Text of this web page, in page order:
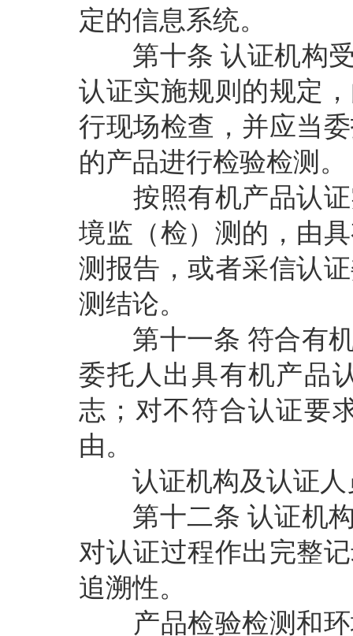
定的信息系统。
第十条 认证机构
认证实施规则的规定
行现场检查，并应当
的产品进行检验检测。
按照有机产品认证
境监（检）测的，由
测报告，或者采信认
测结论。
第十一条 符合有
委托人出具有机产品
志；对不符合认证要
由。
认证机构及认证人
第十二条 认证机
对认证过程作出完整
追溯性。
产品检验检测和环